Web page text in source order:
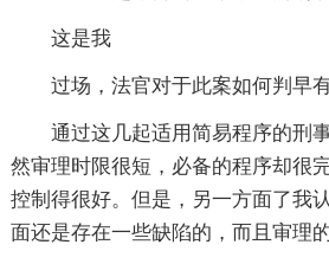
这是我
过场，法官对于此案如何判早有
通过这几起适用简易程序的刑
然审理时限很短，必备的程序却很
控制得很好。但是，另一方面了我
面还是存在一些缺陷的，而且审理